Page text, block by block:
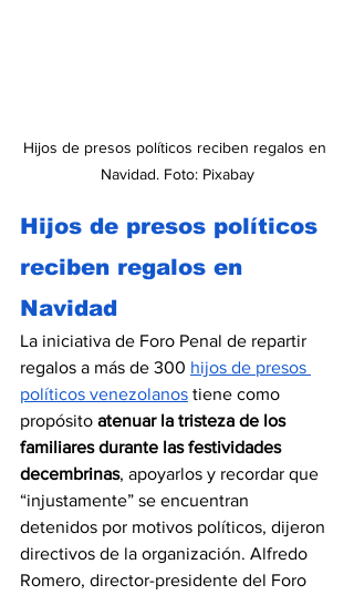
Hijos de presos políticos reciben regalos en
Navidad. Foto: Pixabay
Hijos de presos políticos
reciben regalos en
Navidad
La iniciativa de Foro Penal de repartir
regalos a más de 300 hijos de presos
políticos venezolanos tiene como
propósito atenuar la tristeza de los
familiares durante las festividades
decembrinas, apoyarlos y recordar que
“injustamente” se encuentran
detenidos por motivos políticos, dijeron
directivos de la organización. Alfredo
Romero, director-presidente del Foro